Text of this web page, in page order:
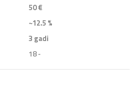
50 €
~12.5 %
3 gadi
18 -